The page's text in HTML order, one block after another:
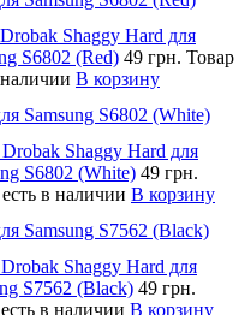
Shaggy Hard для
S6802 (Red) 49 грн. Товар
В корзину
Samsung S6802 (White)
Shaggy Hard для
S6802 (White) 49 грн.
в наличии В корзину
Samsung S7562 (Black)
Shaggy Hard для
S7562 (Black) 49 грн.
в наличии В корзину